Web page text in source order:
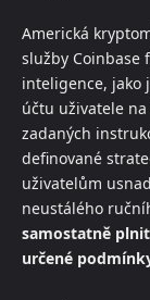
Americká
služby Coinbase
inteligence, jako
účtu uživatele
zadaných
definované
uživatelům
neustálého
samostatně
určené